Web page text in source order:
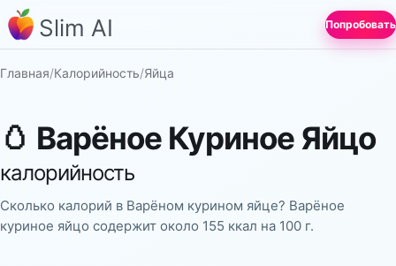
Slim AI Попробовать
Главная/Калорийность/Яйца
🥚 Варёное Куриное Яйцо
калорийность
Сколько калорий в Варёном курином яйце? Варёное
куриное яйцо содержит около 155 ккал на 100 г.